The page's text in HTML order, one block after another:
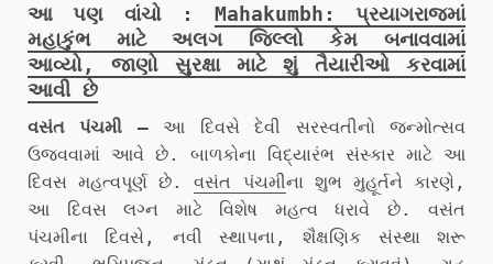
આ પણ વાંચો : Mahakumbh: પ્રયાગરાજમાં
મહાકુંભ માટે અલગ જિલ્લો કેમ બનાવવામાં
આવ્યો, જાણો સુરક્ષા માટે શું તૈયારીઓ કરવામાં
આવી છે
વસંત પંચમી –આ દિવસે દેવી સરસ્વતીનો જન્મોત્સવ
ઉજવવામાં આવે છે. બાળકોના વિદ્યારંભ સંસ્કાર માટે આ
દિવસ મહત્વપૂર્ણ છે.વસંત પંચમીના શુભ મુહૂર્તને કારણે,
આ દિવસ લગ્ન માટે વિશેષ મહત્વ ધરાવે છે. વસંત
પંચમીના દિવસે, નવી સ્થાપના, શૈક્ષણિક સંસ્થા શરૂ